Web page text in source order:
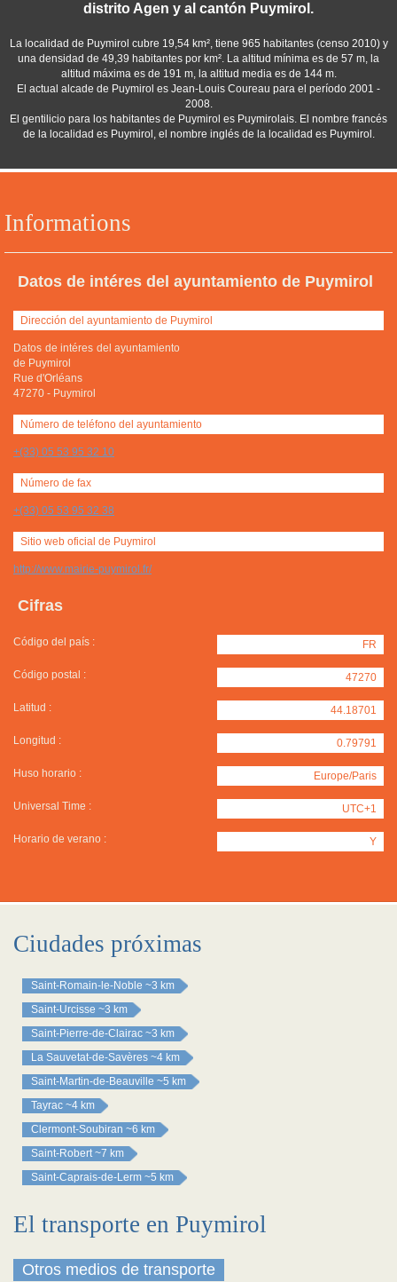
Informations
Datos de intéres del ayuntamiento de Puymirol
Dirección del ayuntamiento de Puymirol
Datos de intéres del ayuntamiento
de Puymirol
Rue d'Orléans
47270 - Puymirol
Número de teléfono del ayuntamiento
+(33) 05 53 95 32 10
Número de fax
+(33) 05 53 95 32 38
Sitio web oficial de Puymirol
http://www.mairie-puymirol.fr/
Cifras
Código del país : FR
Código postal : 47270
Latitud : 44.18701
Longitud : 0.79791
Huso horario : Europe/Paris
Universal Time : UTC+1
Horario de verano : Y
distrito Agen y al cantón Puymirol.
La localidad de Puymirol cubre 19,54 km², tiene 965 habitantes (censo 2010) y
una densidad de 49,39 habitantes por km². La altitud mínima es de 57 m, la
altitud máxima es de 191 m, la altitud media es de 144 m.
El actual alcade de Puymirol es Jean-Louis Coureau para el período 2001 -
2008.
El gentilicio para los habitantes de Puymirol es Puymirolais. El nombre francés
de la localidad es Puymirol, el nombre inglés de la localidad es Puymirol.
Ciudades próximas
Saint-Romain-le-Noble ~3 km
Saint-Urcisse ~3 km
Saint-Pierre-de-Clairac ~3 km
La Sauvetat-de-Savères ~4 km
Saint-Martin-de-Beauville ~5 km
Tayrac ~4 km
Clermont-Soubiran ~6 km
Saint-Robert ~7 km
Saint-Caprais-de-Lerm ~5 km
El transporte en Puymirol
Otros medios de transporte